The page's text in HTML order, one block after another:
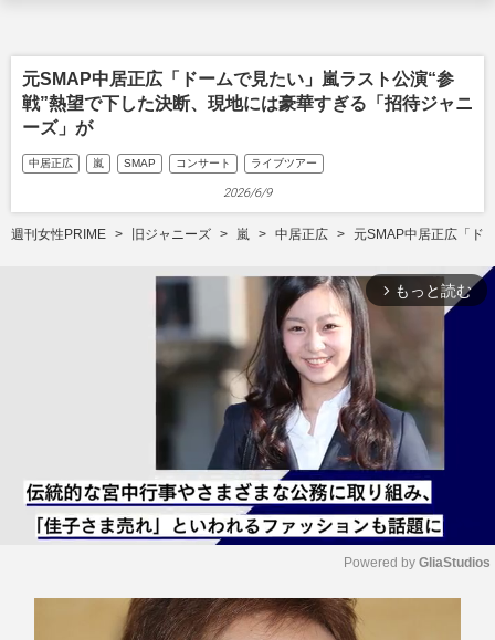
元SMAP中居正広「ドームで見たい」嵐ラスト公演“参
戦”熱望で下した決断、現地には豪華すぎる「招待ジャニ
ーズ」が
中居正広 嵐 SMAP コンサート ライブツアー
2026/6/9
週刊女性PRIME 旧ジャニーズ 嵐 中居正広 元SMAP中居正広「ド
arrow_forward_ios もっと読む
Powered by GliaStudios